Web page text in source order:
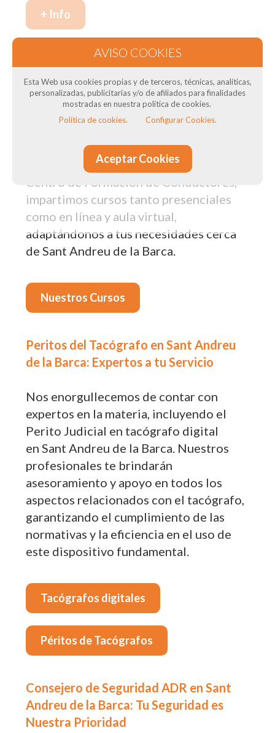
+ Info
Nuestros cursos de formación en Sant
Andreu de la Barca: Para transportistas
¿Necesitas el Curso CAP para tus
? ¿Quieres obtener el título del
transportista? En DTSconsulting, como
Centro de Formación de Conductores,
impartimos cursos tanto presenciales
como en línea y aula virtual,
adaptándonos a tus necesidades cerca
de Sant Andreu de la Barca.
Nuestros Cursos
Peritos del Tacógrafo en Sant Andreu
de la Barca: Expertos a tu Servicio
Nos enorgullecemos de contar con
expertos en la materia, incluyendo el
Perito Judicial en tacógrafo digital
en Sant Andreu de la Barca. Nuestros
profesionales te brindarán
asesoramiento y apoyo en todos los
aspectos relacionados con el tacógrafo,
garantizando el cumplimiento de las
normativas y la eficiencia en el uso de
este dispositivo fundamental.
Tacógrafos digitales
Péritos de Tacógrafos
Consejero de Seguridad ADR en Sant
Andreu de la Barca: Tu Seguridad es
Nuestra Prioridad
Esta Web usa cookies propias y de terceros, técnicas, analíticas,
personalizadas, publicitarias y/o de afiliados para finalidades
mostradas en nuestra política de cookies.
Política de cookies.
Configurar Cookies.
Aceptar Cookies